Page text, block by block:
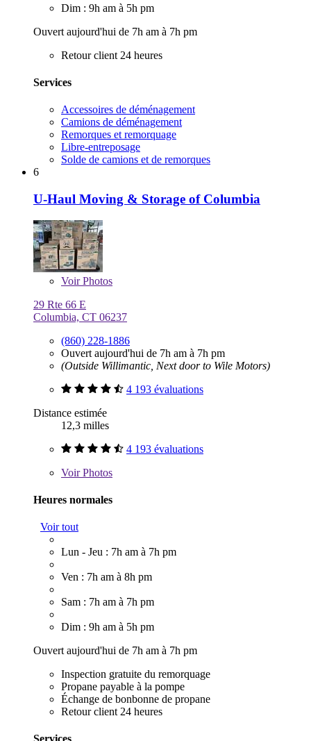
Dim : 9h am à 5h pm
Ouvert aujourd'hui de 7h am à 7h pm
Retour client 24 heures
Services
Accessoires de déménagement
Camions de déménagement
Remorques et remorquage
Libre-entreposage
Solde de camions et de remorques
6
U-Haul Moving & Storage of Columbia
VoirPhotos
29 Rte 66 E
Columbia, CT 06237
(860) 228-1886
Ouvert aujourd'hui de 7h am à 7h pm
(Outside Willimantic, Next door to Wile Motors)
4 193 évaluations
Distance estimée
12,3 milles
4 193 évaluations
VoirPhotos
Heures normales
Voir tout
Lun - Jeu : 7h am à 7h pm
Ven : 7h am à 8h pm
Sam : 7h am à 7h pm
Dim : 9h am à 5h pm
Ouvert aujourd'hui de 7h am à 7h pm
Inspection gratuite du remorquage
Propane payable à la pompe
Échange de bonbonne de propane
Retour client 24 heures